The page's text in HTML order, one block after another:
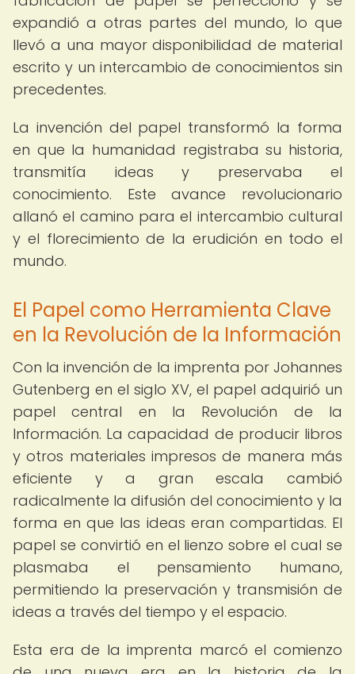
expandió a otras partes del mundo, lo que
llevó a una mayor disponibilidad de material
escrito y un intercambio de conocimientos sin
precedentes.
La invención del papel transformó la forma
en que la humanidad registraba su historia,
transmitía ideas y preservaba el
conocimiento. Este avance revolucionario
allanó el camino para el intercambio cultural
y el florecimiento de la erudición en todo el
mundo.
El Papel como Herramienta Clave
en la Revolución de la Información
Con la invención de la imprenta por Johannes
Gutenberg en el siglo XV, el papel adquirió un
papel central en la Revolución de la
Información. La capacidad de producir libros
y otros materiales impresos de manera más
eficiente y a gran escala cambió
radicalmente la difusión del conocimiento y la
forma en que las ideas eran compartidas. El
papel se convirtió en el lienzo sobre el cual se
plasmaba el pensamiento humano,
permitiendo la preservación y transmisión de
ideas a través del tiempo y el espacio.
Esta era de la imprenta marcó el comienzo